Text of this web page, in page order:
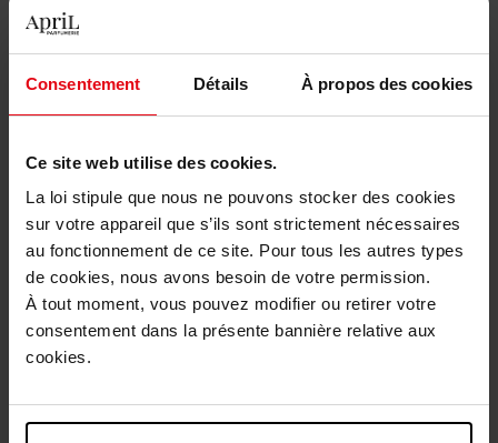
Consentement Détails À propos des cookies
Ce site web utilise des cookies.
La loi stipule que nous ne pouvons stocker des cookies
sur votre appareil que s’ils sont strictement nécessaires
au fonctionnement de ce site. Pour tous les autres types
de cookies, nous avons besoin de votre permission.
À tout moment, vous pouvez modifier ou retirer votre
consentement dans la présente bannière relative aux
cookies.
Gratis verpakking
Beschrijving
Gebruiksadvies
Karakteristieken
Review Beleid inzake klantbeoordelingen